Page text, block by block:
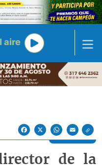
aire
FacebookX WhatsAppEmail
de la